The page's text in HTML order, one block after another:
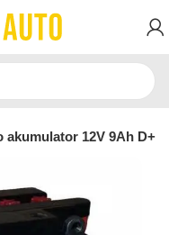
akumulator 12V 9Ah D+